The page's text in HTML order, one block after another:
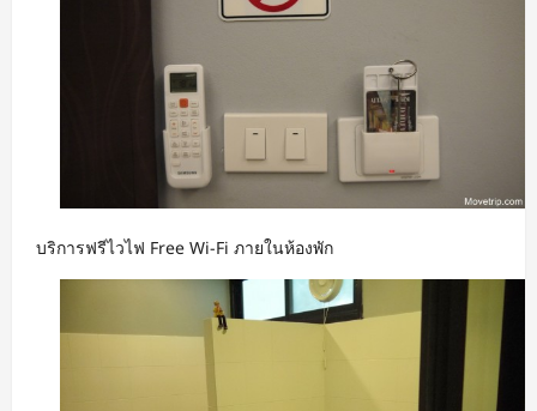
บริการฟรีไวไฟ Free Wi-Fi ภายในห้องพัก